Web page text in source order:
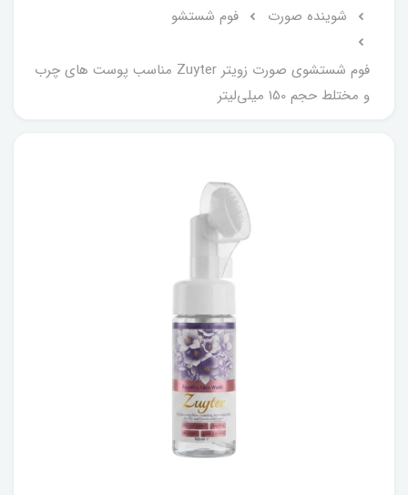
شوینده صورت
فوم شستشو
فوم شستشوی صورت زویتر Zuyter مناسب پوست های چرب
و مختلط حجم 150 میلی‌لیتر